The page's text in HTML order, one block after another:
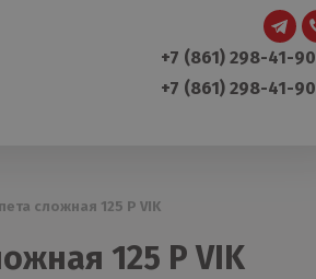
+7 (861) 298-41-90
+7 (861) 298-41-90
сложная 125 P VIK
125 P VIK